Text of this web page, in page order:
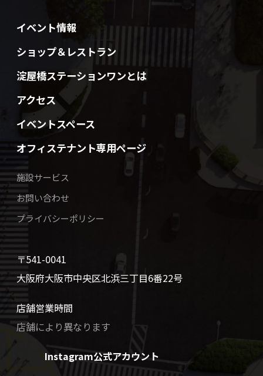
イベント情報
ショップ＆レストラン
淀屋橋ステーションワンとは
アクセス
イベントスペース
オフィステナント専用ページ
施設サービス
お問い合わせ
プライバシーポリシー
〒541-0041
大阪府大阪市中央区北浜三丁目6番22号
店舗営業時間
店舗により異なります
Instagram公式アカウント